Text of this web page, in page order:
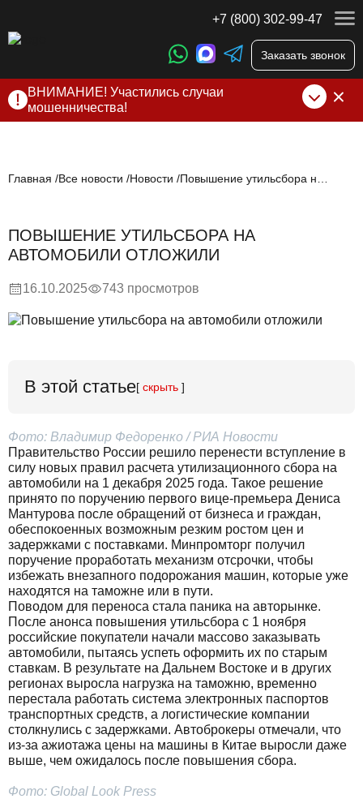
+7 (800) 302-99-47
Заказать звонок
ВНИМАНИЕ! Участились случаи
мошенничества!
нами по официальнымконтактам, указанным в соц сетях
Главная Все новости Новости
ПОВЫШЕНИЕ УТИЛЬСБОРА НА
АВТОМОБИЛИ ОТЛОЖИЛИ
16.10.2025 743 просмотров
В этой статье[ скрыть ]
Фото: Владимир Федоренко / РИА Новости
Правительство России решило перенести вступление в
силу новых правил расчета утилизационного сбора на
автомобили на 1 декабря 2025 года. Такое решение
принято по поручению первого вице-премьера Дениса
Мантурова после обращений от бизнеса и граждан,
обеспокоенных возможным резким ростом цен и
задержками с поставками. Минпромторг получил
поручение проработать механизм отсрочки, чтобы
избежать внезапного подорожания машин, которые уже
находятся на таможне или в пути.
Поводом для переноса стала паника на авторынке.
После анонса повышения утильсбора с 1 ноября
российские покупатели начали массово заказывать
автомобили, пытаясь успеть оформить их по старым
ставкам. В результате на Дальнем Востоке и в других
регионах выросла нагрузка на таможню, временно
перестала работать система электронных паспортов
транспортных средств, а логистические компании
столкнулись с задержками. Автоброкеры отмечали, что
из-за ажиотажа цены на машины в Китае выросли даже
выше, чем ожидалось после повышения сбора.
Фото: Global Look Press